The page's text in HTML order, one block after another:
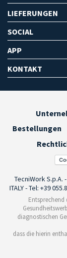
LIEFERUNGEN
SOCIAL
APP
KONTAKT
Bestellungen
TecniWork S.p.A.
ITALY - Tel: +39
diagnostischen
dass die hierin